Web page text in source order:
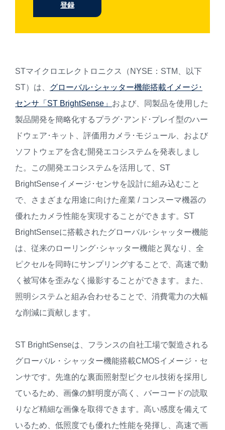
登録
STマイクロエレクトロニクス（NYSE：STM、以下
ST）は、 グローバル･シャッター機能搭載イメージ･
センサ「ST BrightSense」 および、同製品を使用した
製品開発を簡略化するプラグ･アンド･プレイ型のハー
ドウェア･キット、評価用カメラ･モジュール、および
ソフトウェアを含む開発エコシステムを発表しまし
た。この開発エコシステムを活用して、ST
BrightSenseイメージ･センサを設計に組み込むこと
で、さまざまな用途に向けた産業 / コンスーマ機器の
優れたカメラ性能を実現することができます。ST
BrightSenseに搭載されたグローバル･シャッター機能
は、従来のローリング･シャッター機能と異なり、全
ピクセルを同時にサンプリングすることで、高速で動
く被写体を歪みなく撮影することができます。また、
照明システムと組み合わせることで、消費電力の大幅
な削減に貢献します。
ST BrightSenseは、フランスの自社工場で製造される
グローバル・シャッター機能搭載CMOSイメージ・セ
ンサです。先進的な裏面照射型ピクセル技術を採用し
ているため、画像の鮮明度が高く、バーコードの読取
りなど精細な画像を取得できます。高い感度を備えて
いるため、低照度でも優れた性能を発揮し、高速で画